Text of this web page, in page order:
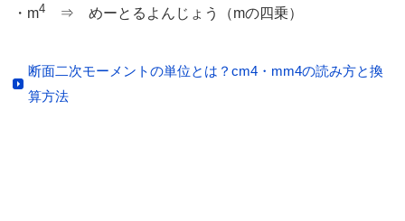
・m4 ⇒ めーとるよんじょう（mの四乗）
断面二次モーメントの単位とは？cm4・mm4の読み方と換
算方法